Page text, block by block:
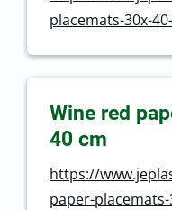
placemats-30x-
Wine red
40 cm
https://
paper-